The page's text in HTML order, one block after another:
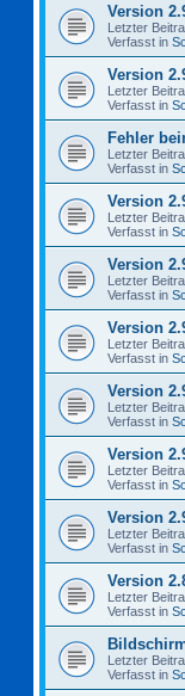
Version
Letzter
Verfasst in
Version
Letzter
Verfasst in
Fehler
Letzter
Verfasst in
Version
Letzter
Verfasst in
Version
Letzter
Verfasst in
Version
Letzter
Verfasst in
Version
Letzter
Verfasst in
Version
Letzter
Verfasst in
Version
Letzter
Verfasst in
Version
Letzter
Verfasst in
Letzter
Verfasst in